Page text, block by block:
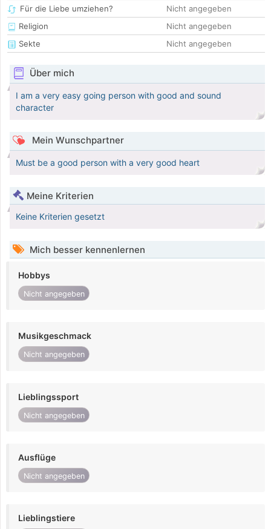
Für die Liebe umziehen?
Nicht angegeben
Religion
Nicht angegeben
Sekte
Nicht angegeben
Über mich
I am a very easy going person with good and sound
character
Mein Wunschpartner
Must be a good person with a very good heart
Meine Kriterien
Keine Kriterien gesetzt
Mich besser kennenlernen
Hobbys
Nicht angegeben
Musikgeschmack
Nicht angegeben
Lieblingssport
Nicht angegeben
Ausflüge
Nicht angegeben
Lieblingstiere